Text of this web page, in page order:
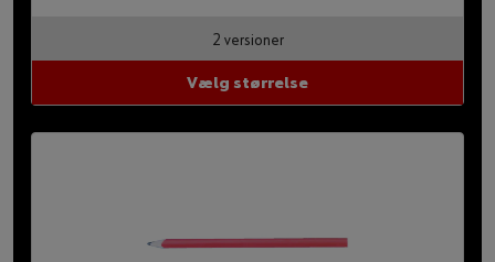
2 versioner
Vælg størrelse